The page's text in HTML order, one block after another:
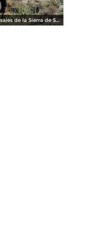
Paisajes de la Sierra de San Francisco